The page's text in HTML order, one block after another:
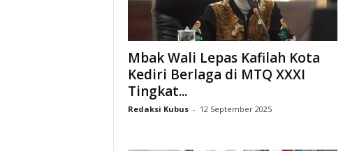
Mbak Wali Lepas Kafilah Kota
Kediri Berlaga di MTQ XXXI
Tingkat...
Redaksi Kubus - 12 September 2025